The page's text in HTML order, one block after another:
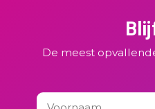
De meest